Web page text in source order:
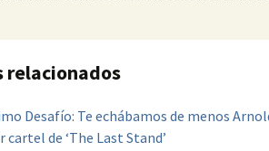
relacionados
Desafío: Te echábamos de menos
cartel de ‘The Last Stand’